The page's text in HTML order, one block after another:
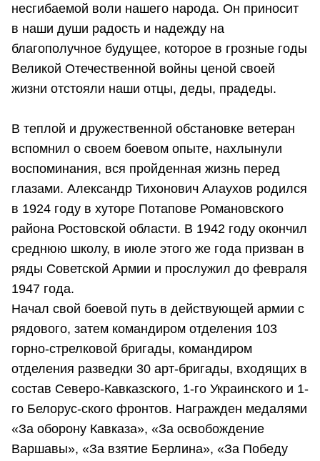
несгибаемой воли нашего народа. Он приносит
в наши души радость и надежду на
благополучное будущее, которое в грозные годы
Великой Отечественной войны ценой своей
жизни отстояли наши отцы, деды, прадеды.
В теплой и дружественной обстановке ветеран
вспомнил о своем боевом опыте, нахлынули
воспоминания, вся пройденная жизнь перед
глазами. Александр Тихонович Алаухов родился
в 1924 году в хуторе Потапове Романовского
района Ростовской области. В 1942 году окончил
среднюю школу, в июле этого же года призван в
ряды Советской Армии и прослужил до февраля
1947 года.
Начал свой боевой путь в действующей армии с
рядового, затем командиром отделения 103
горно-стрелковой бригады, командиром
отделения разведки 30 арт-бригады, входящих в
состав Северо-Кавказского, 1-го Украинского и 1-
го Белорус-ского фронтов. Награжден медалями
«За оборону Кавказа», «За освобождение
Варшавы», «За взятие Берлина», «За Победу